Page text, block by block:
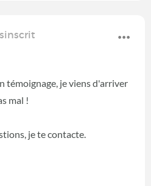
témoignage, je viens d'arriver
mal !
je te contacte.